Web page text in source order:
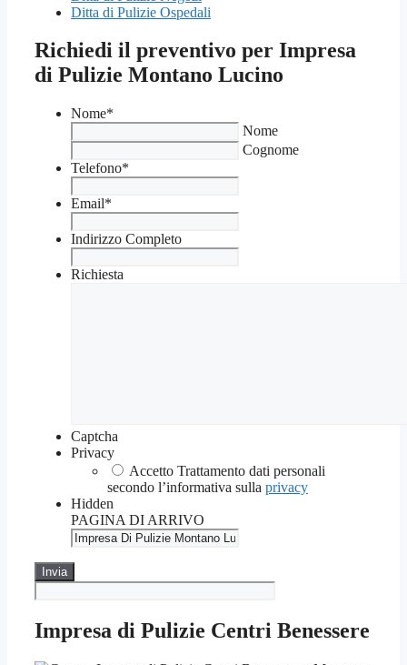
Ditta di Pulizie Ospedali
Richiedi il preventivo per Impresa
di Pulizie Montano Lucino
Nome*
Nome
Cognome
Telefono*
Email*
Indirizzo Completo
Richiesta
Captcha
Privacy
Accetto Trattamento dati personali
secondo l’informativa sulla privacy
Hidden
PAGINA DI ARRIVO
Impresa di Pulizie Centri Benessere